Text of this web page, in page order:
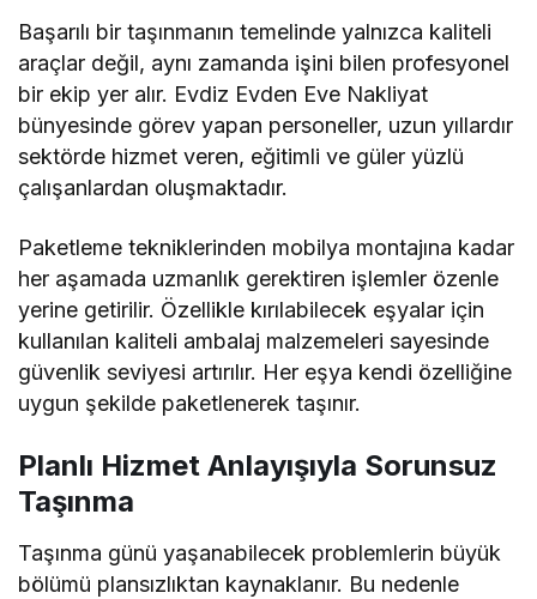
Başarılı bir taşınmanın temelinde yalnızca kaliteli
araçlar değil, aynı zamanda işini bilen profesyonel
bir ekip yer alır. Evdiz Evden Eve Nakliyat
bünyesinde görev yapan personeller, uzun yıllardır
sektörde hizmet veren, eğitimli ve güler yüzlü
çalışanlardan oluşmaktadır.
Paketleme tekniklerinden mobilya montajına kadar
her aşamada uzmanlık gerektiren işlemler özenle
yerine getirilir. Özellikle kırılabilecek eşyalar için
kullanılan kaliteli ambalaj malzemeleri sayesinde
güvenlik seviyesi artırılır. Her eşya kendi özelliğine
uygun şekilde paketlenerek taşınır.
Planlı Hizmet Anlayışıyla Sorunsuz
Taşınma
Taşınma günü yaşanabilecek problemlerin büyük
bölümü plansızlıktan kaynaklanır. Bu nedenle